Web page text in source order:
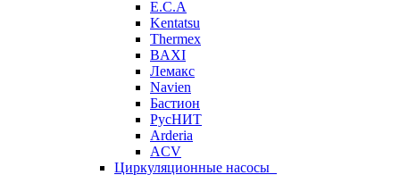
E.C.A
Kentatsu
Thermex
BAXI
Лемакс
Navien
Бастион
РусНИТ
Arderia
ACV
Циркуляционные насосы